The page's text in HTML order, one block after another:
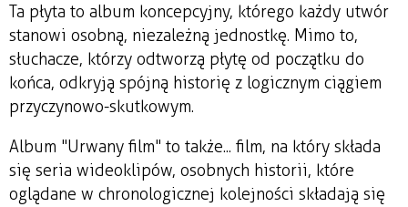
Ta płyta to album koncepcyjny, którego każdy utwór
stanowi osobną, niezależną jednostkę. Mimo to,
słuchacze, którzy odtworzą płytę od początku do
końca, odkryją spójną historię z logicznym ciągiem
przyczynowo-skutkowym.
Album "Urwany film" to także... film, na który składa
się seria wideoklipów, osobnych historii, które
oglądane w chronologicznej kolejności składają się